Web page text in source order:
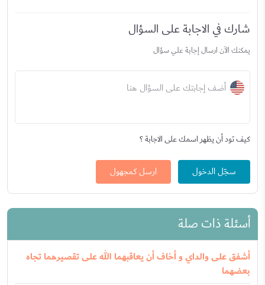
شارك في الاجابة على السؤال
يمكنك الآن ارسال إجابة علي سؤال
أضف إجابتك على السؤال هنا
كيف تود أن يظهر اسمك على الاجابة ؟
سجّل الدخول ارسل كمجهول
أسئلة ذات صلة
أشفق على والداي و أخاف أن يعاقبهما الله على تقصيرهما تجاه
بعضهما